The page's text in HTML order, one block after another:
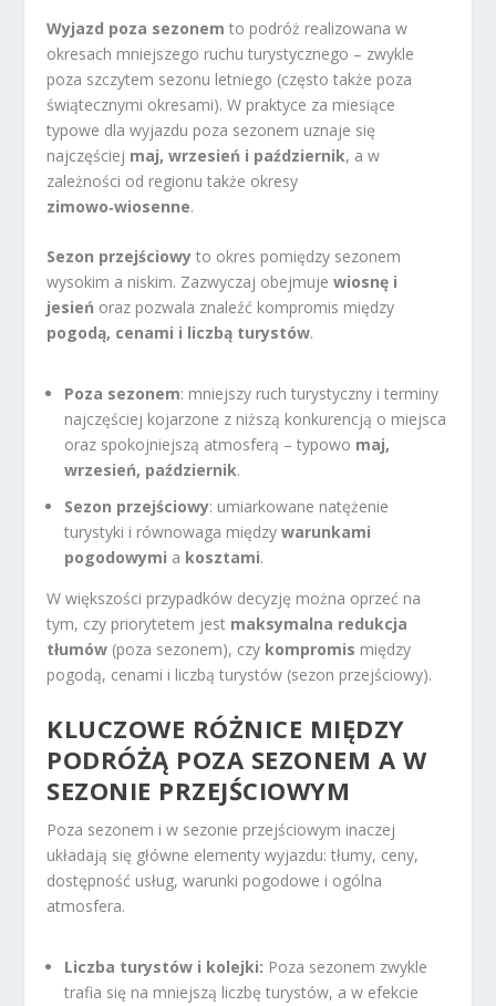
Wyjazd poza sezonem to podróż realizowana w
okresach mniejszego ruchu turystycznego – zwykle
poza szczytem sezonu letniego (często także poza
świątecznymi okresami). W praktyce za miesiące
typowe dla wyjazdu poza sezonem uznaje się
najczęściej maj, wrzesień i październik, a w
zależności od regionu także okresy
zimowo‑wiosenne.
Sezon przejściowy to okres pomiędzy sezonem
wysokim a niskim. Zazwyczaj obejmujewiosnę i
jesień oraz pozwala znaleźć kompromis między
pogodą, cenami i liczbą turystów.
Poza sezonem: mniejszy ruch turystyczny i terminy
najczęściej kojarzone z niższą konkurencją o miejsca
oraz spokojniejszą atmosferą – typowo maj,
wrzesień, październik.
Sezon przejściowy: umiarkowane natężenie
turystyki i równowaga międzywarunkami
pogodowymi a kosztami.
W większości przypadków decyzję można oprzeć na
tym, czy priorytetem jest maksymalna redukcja
tłumów (poza sezonem), czy kompromis między
pogodą, cenami i liczbą turystów (sezon przejściowy).
KLUCZOWE RÓŻNICE MIĘDZY
PODRÓŻĄ POZA SEZONEM A W
SEZONIE PRZEJŚCIOWYM
Poza sezonem i w sezonie przejściowym inaczej
układają się główne elementy wyjazdu: tłumy, ceny,
dostępność usług, warunki pogodowe i ogólna
atmosfera.
Liczba turystów i kolejki: Poza sezonem zwykle
trafia się na mniejszą liczbę turystów, a w efekcie